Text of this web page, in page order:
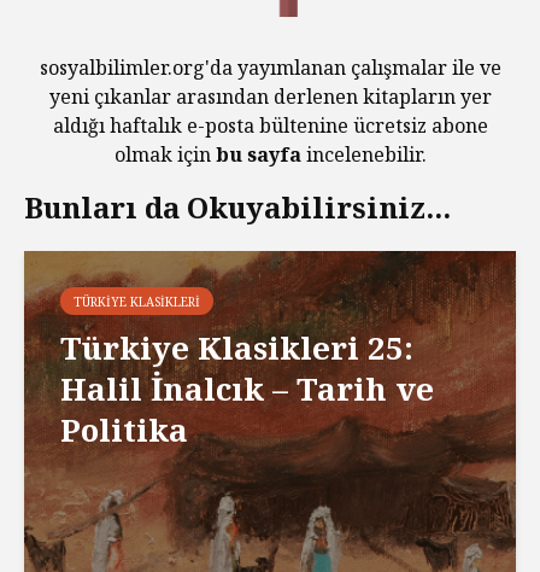
sosyalbilimler.org'da yayımlanan çalışmalar ile ve
yeni çıkanlar arasından derlenen kitapların yer
aldığı haftalık e-posta bültenine ücretsiz abone
olmak içinbu sayfaincelenebilir.
Bunları da Okuyabilirsiniz...
TÜRKIYE KLASIKLERI
Türkiye Klasikleri 25:
Halil İnalcık – Tarih ve
Politika